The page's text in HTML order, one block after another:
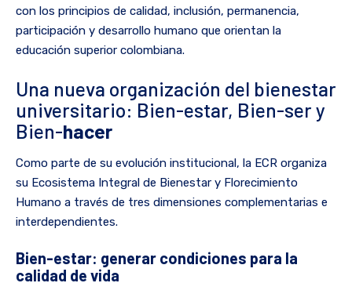
con los principios de calidad, inclusión, permanencia,
participación y desarrollo humano que orientan la
educación superior colombiana.
Una nueva organización del bienestar
universitario: Bien-estar, Bien-ser y
Bien-hacer
Como parte de su evolución institucional, la ECR organiza
su Ecosistema Integral de Bienestar y Florecimiento
Humano a través de tres dimensiones complementarias e
interdependientes.
Bien-estar: generar condiciones para la
calidad de vida